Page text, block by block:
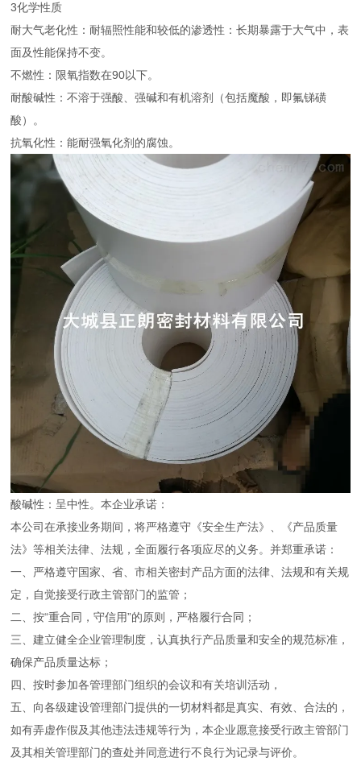
3化学性质
耐大气老化性：耐辐照性能和较低的渗透性：长期暴露于大气中，表
面及性能保持不变。
不燃性：限氧指数在90以下。
耐酸碱性：不溶于强酸、强碱和有机溶剂（包括魔酸，即氟锑磺
酸）。
抗氧化性：能耐强氧化剂的腐蚀。
酸碱性：呈中性。本企业承诺：
本公司在承接业务期间，将严格遵守《安全生产法》、《产品质量
法》等相关法律、法规，全面履行各项应尽的义务。并郑重承诺：
一、严格遵守国家、省、市相关密封产品方面的法律、法规和有关规
定，自觉接受行政主管部门的监管；
二、按“重合同，守信用”的原则，严格履行合同；
三、建立健全企业管理制度，认真执行产品质量和安全的规范标准，
确保产品质量达标；
四、按时参加各管理部门组织的会议和有关培训活动，
五、向各级建设管理部门提供的一切材料都是真实、有效、合法的，
如有弄虚作假及其他违法违规等行为，本企业愿意接受行政主管部门
及其相关管理部门的查处并同意进行不良行为记录与评价。